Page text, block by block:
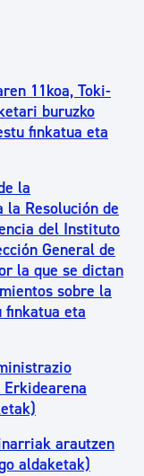
11koa, Toki-
buruzko
finkatua eta
la
la Resolución de
del Instituto
General de
la que se dictan
sobre la
finkatua eta
arautzen
aldaketak)